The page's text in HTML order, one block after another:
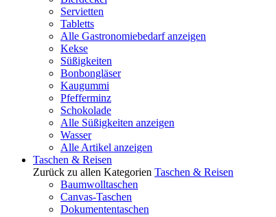
Servietten
Tabletts
Alle Gastronomiebedarf anzeigen
Kekse
Süßigkeiten
Bonbongläser
Kaugummi
Pfefferminz
Schokolade
Alle Süßigkeiten anzeigen
Wasser
Alle Artikel anzeigen
Taschen & Reisen
Zurück zu allen Kategorien Taschen & Reisen
Baumwolltaschen
Canvas-Taschen
Dokumententaschen